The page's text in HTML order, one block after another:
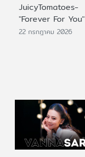
JuicyTomatoes-
"Forever For You"
22 กรกฎาคม 2026